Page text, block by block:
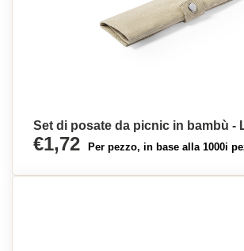
Set di posate da picnic in bambù -
€1,72 Per pezzo, in base alla 1000i